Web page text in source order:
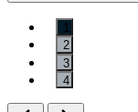
1
2
3
4